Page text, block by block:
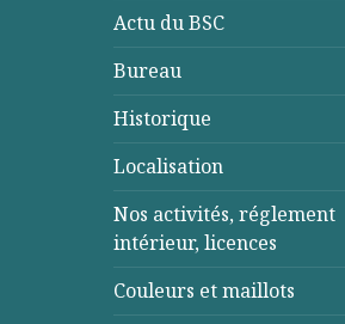
Actu du BSC
Bureau
Historique
Localisation
Nos activités, réglement
intérieur, licences
Couleurs et maillots